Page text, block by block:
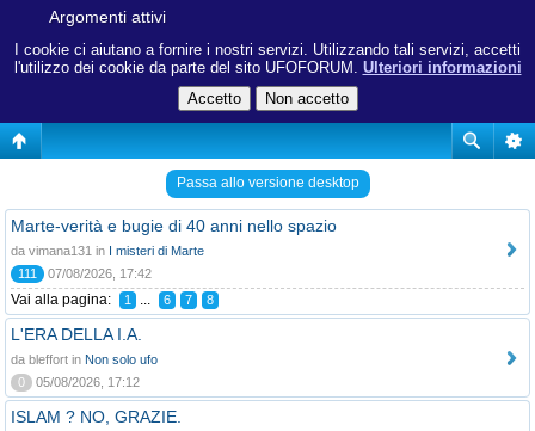
I cookie ci aiutano a fornire i nostri servizi. Utilizzando tali servizi, accetti
l'utilizzo dei cookie da parte del sito UFOFORUM. Ulteriori informazioni
Argomenti attivi
Passa allo versione desktop
Marte-verità e bugie di 40 anni nello spazio
da vimana131 in I misteri di Marte
111
07/08/2026, 17:42
Vai alla pagina: 1 ... 6 7 8
L'ERA DELLA I.A.
da bleffort in Non solo ufo
0
05/08/2026, 17:12
ISLAM ? NO, GRAZIE.